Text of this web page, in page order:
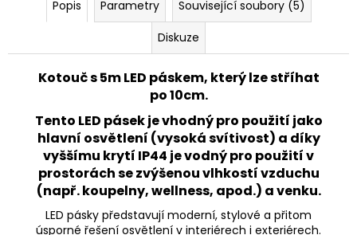
Popis Parametry
Související soubory (5)
Diskuze
Kotouč s 5m LED páskem, který lze stříhat
po 10cm.
Tento LED pásek je vhodný pro použití jako
hlavní osvětlení (vysoká svítivost) a díky
vyššímu krytí IP44 je vodný pro použití v
prostorách se zvýšenou vlhkostí vzduchu
(např. koupelny, wellness, apod.) a venku.
LED pásky představují moderní, stylové a přitom
úsporné řešení osvětlení v interiérech i exteriérech.
SWITCH
565
Původně: